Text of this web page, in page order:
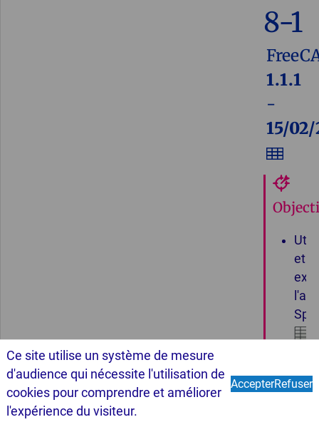
Ce site utilise un système de mesure
d'audience qui nécessite l'utilisation de
cookies pour comprendre et améliorer
l'expérience du visiteur.
AccepterRefuser
8-1
1.1.1
-
15/
et
un
Suivant
À propos...